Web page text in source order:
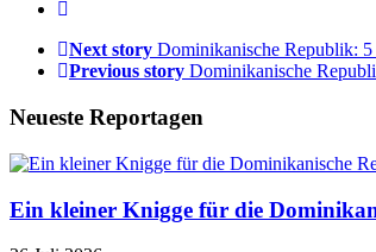
Next story Dominikanische Republik:
Previous story Dominikanische
Neueste Reportagen
Ein kleiner Knigge für die